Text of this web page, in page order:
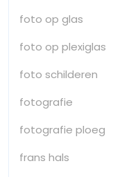
foto op glas
foto op plexiglas
foto schilderen
fotografie
fotografie ploeg
frans hals